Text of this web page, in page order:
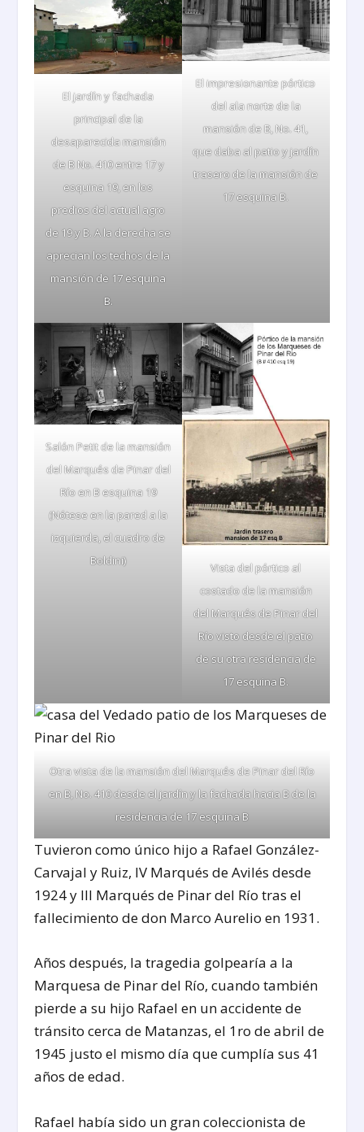
El jardín y fachada
principal de la
desaparecida mansión
de B No. 410 entre 17 y
esquina 19, en los
predios del actual agro
de 19 y B. A la derecha se
aprecian los techos de la
mansión de 17 esquina
B.
El impresionante pórtico
del ala norte de la
mansión de B, No. 41,
que daba al patio y jardín
trasero de la mansión de
17 esquina B.
Salón Petit de la mansión
del Marqués de Pinar del
Río en B esquina 19
(Nótese en la pared a la
izquierda, el cuadro de
Boldini)
Vista del pórtico al
costado de la mansión
del Marqués de Pinar del
Río visto desde el patio
de su otra residencia de
17 esquina B.
Otra vista de la mansión del Marqués de Pinar del Río
en B, No. 410 desde el jardín y la fachada hacia B de la
residencia de 17 esquina B
Tuvieron como único hijo a Rafael González-
Carvajal y Ruiz, IV Marqués de Avilés desde
1924 y III Marqués de Pinar del Río tras el
fallecimiento de don Marco Aurelio en 1931.
Años después, la tragedia golpearía a la
Marquesa de Pinar del Río, cuando también
pierde a su hijo Rafael en un accidente de
tránsito cerca de Matanzas, el 1ro de abril de
1945 justo el mismo día que cumplía sus 41
años de edad.
Rafael había sido un gran coleccionista de